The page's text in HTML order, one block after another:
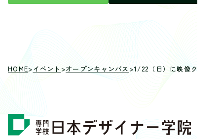
HOME> イベント >オープンキャンパス >1/22（日）に映像クリエ